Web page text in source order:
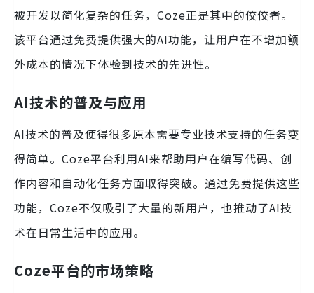
被开发以简化复杂的任务，Coze正是其中的佼佼者。
该平台通过免费提供强大的AI功能，让用户在不增加额
外成本的情况下体验到技术的先进性。
AI技术的普及与应用
AI技术的普及使得很多原本需要专业技术支持的任务变
得简单。Coze平台利用AI来帮助用户在编写代码、创
作内容和自动化任务方面取得突破。通过免费提供这些
功能，Coze不仅吸引了大量的新用户，也推动了AI技
术在日常生活中的应用。
Coze平台的市场策略